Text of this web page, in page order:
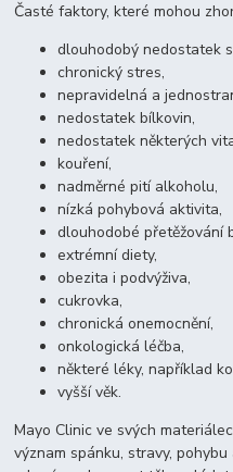
Časté faktory, které mohou
dlouhodobý nedostatek
chronický stres,
nepravidelná a
nedostatek bílkovin,
nedostatek některých
kouření,
nadměrné pití alkoholu,
nízká pohybová aktivita,
dlouhodobé přetěžování
extrémní diety,
obezita i podvýživa,
cukrovka,
chronická onemocnění,
onkologická léčba,
některé léky, například
vyšší věk.
Mayo Clinic ve svých
význam spánku, stravy,